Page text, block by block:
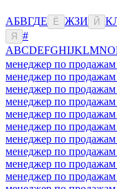
АБВГДЕ Ё ЖЗИ Й К
Я
#
ABCDEFGHIJKLMNO
менеджер по продажам
менеджер по
менеджер по продажам
менеджер по
менеджер по
менеджер по
менеджер по продажам
менеджер по
менеджер по продажам
менеджер по продажам